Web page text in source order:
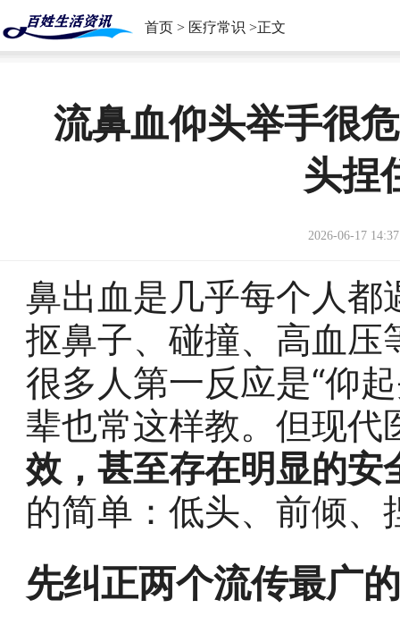
首页 > 医疗常识 >正文
流鼻血仰头举手很
头捏
2026-06-17
鼻出血是几乎每个人
抠鼻子、碰撞、高血
很多人第一反应是“仰
辈也常这样教。但现代
效，甚至存在明显的安
的简单：低头、前倾、
先纠正两个流传最广